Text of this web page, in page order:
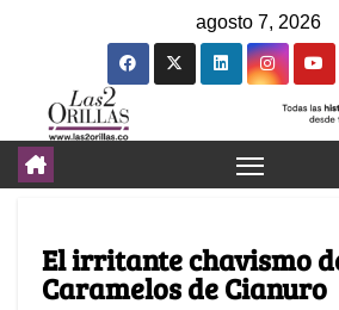
agosto 7, 2026
El irritante chavismo
Caramelos de Cianuro